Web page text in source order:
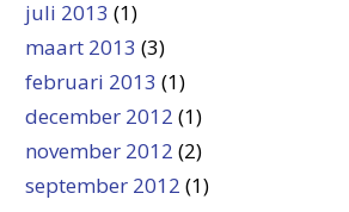
juli 2013 (1)
maart 2013 (3)
februari 2013 (1)
december 2012 (1)
november 2012 (2)
september 2012 (1)